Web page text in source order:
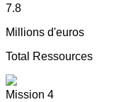
7.8
Millions d'euros
Total Ressources
Mission 4